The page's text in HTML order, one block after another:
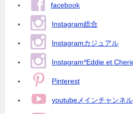
facebook
Instagram総合
Instagramカジュアル
Instagram*Eddie et
Pinterest
youtubeメインチャンネル